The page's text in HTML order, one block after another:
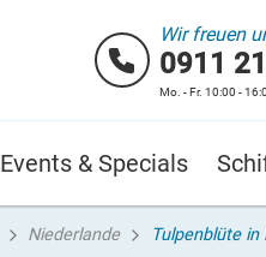
Wir freuen
0911
Mo. - Fr. 10:00 -
Events & Specials
Niederlande Tulpenblüte in